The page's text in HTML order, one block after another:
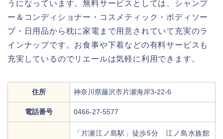
うになっています。無料サービスとしては、シャンプ
ー＆コンディショナー・コスメティック・ボディソー
プ・日用品から枕に家電まで用意されていて充実のラ
インナップです。お食事や下着などの有料サービスも
充実しているのでリエールは気軽に利用できます。
住所 神奈川県藤沢市片瀬海岸3-22-6
電話番号 0466-27-5577
「片瀬江ノ島駅」徒歩5分 江ノ島水族館